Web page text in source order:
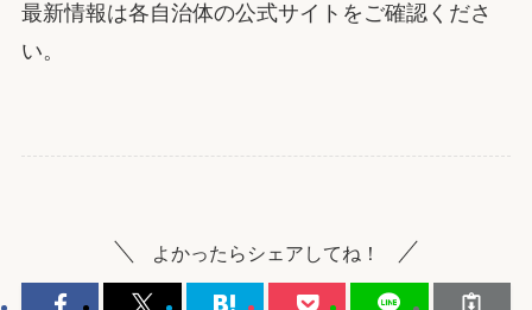
最新情報は各自治体の公式サイトをご確認くださ
い。
よかったらシェアしてね！